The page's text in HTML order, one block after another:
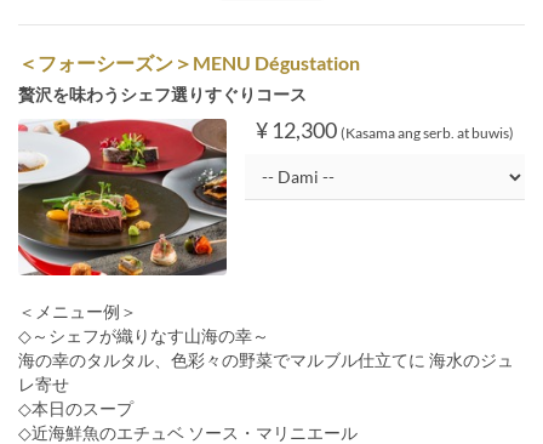
＜フォーシーズン＞MENU Dégustation
贅沢を味わうシェフ選りすぐりコース
¥ 12,300 (Kasama ang serb. at buwis)
＜メニュー例＞
◇～シェフが織りなす山海の幸～
海の幸のタルタル、色彩々の野菜でマルブル仕立てに 海水のジュ
レ寄せ
◇本日のスープ
◇近海鮮魚のエチュベ ソース・マリニエール